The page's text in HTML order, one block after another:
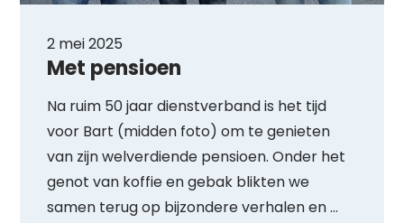
2 mei 2025
Met pensioen
Na ruim 50 jaar dienstverband is het tijd
voor Bart (midden foto) om te genieten
van zijn welverdiende pensioen. Onder het
genot van koffie en gebak blikten we
samen terug op bijzondere verhalen en ...